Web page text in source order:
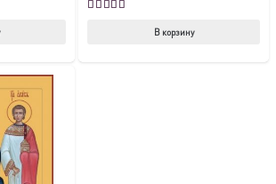
В корзину